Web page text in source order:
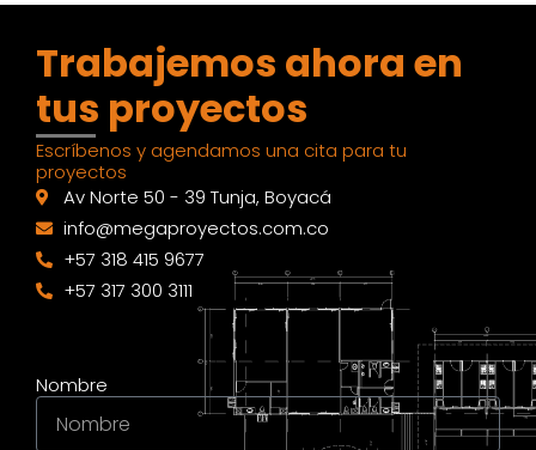
Nombre
Trabajemos ahora en
tus proyectos
Escríbenos y agendamos una cita para tu
proyectos
Av Norte 50 - 39 Tunja, Boyacá
info@megaproyectos.com.co
+57 318 415 9677
+57 317 300 3111